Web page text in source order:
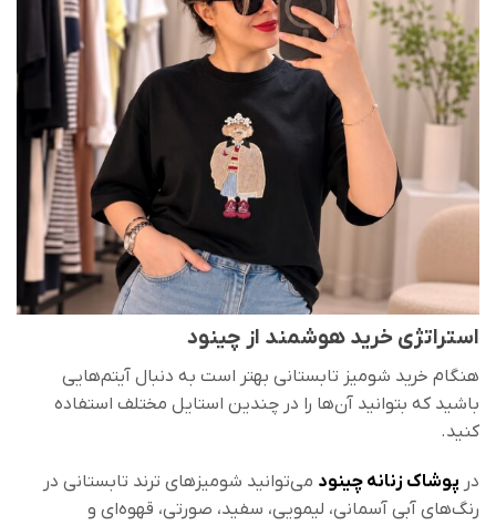
استراتژی خرید هوشمند از چینود
هنگام خرید شومیز تابستانی بهتر است به دنبال آیتم‌هایی
باشید که بتوانید آن‌ها را در چندین استایل مختلف استفاده
کنید.
در پوشاک زنانه چینود می‌توانید شومیزهای ترند تابستانی در
رنگ‌های آبی آسمانی، لیمویی، سفید، صورتی، قهوه‌ای و